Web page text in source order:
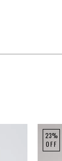
23%
OFF